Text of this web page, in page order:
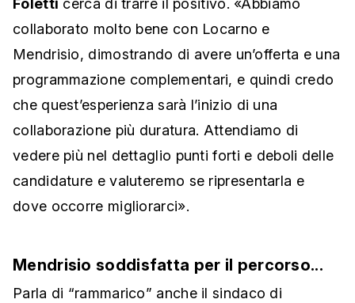
Foletti cerca di trarre il positivo. «Abbiamo
collaborato molto bene con Locarno e
Mendrisio, dimostrando di avere un’offerta e una
programmazione complementari, e quindi credo
che quest’esperienza sarà l’inizio di una
collaborazione più duratura. Attendiamo di
vedere più nel dettaglio punti forti e deboli delle
candidature e valuteremo se ripresentarla e
dove occorre migliorarci».
Mendrisio soddisfatta per il percorso...
Parla di “rammarico” anche il sindaco di